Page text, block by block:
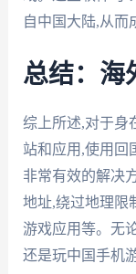
自中国大陆,从而
总结：海
综上所述,对于身
站和应用,使用回
非常有效的解决
地址,绕过地理限
游戏应用等。无
还是玩中国手机